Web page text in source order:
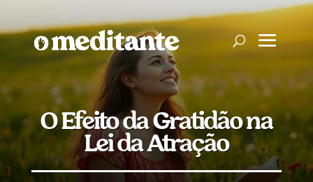
O Efeito da Gratidão na
Lei da Atração